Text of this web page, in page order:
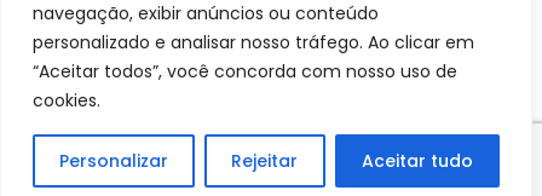
navegação, exibir anúncios ou conteúdo
personalizado e analisar nosso tráfego. Ao clicar em
“Aceitar todos”, você concorda com nosso uso de
cookies.
Personalizar Rejeitar Aceitar tudo